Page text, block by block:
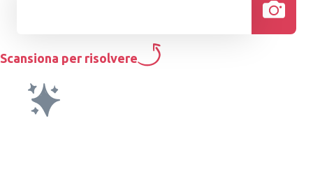
Scansiona per risolvere